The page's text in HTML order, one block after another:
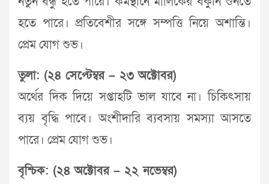
হতে পারে। প্রতিবেশীর সঙ্গে সম্পত্তি নিয়ে অশান্তি।
প্রেম যোগ শুভ।
তুলা: (২৪ সেপ্টেম্বর – ২৩ অক্টোবর)
অর্থের দিক দিয়ে সপ্তাহটি ভাল যাবে না। চিকিৎসায়
ব্যয় বৃদ্ধি পাবে। অংশীদারি ব্যবসায় সমস্যা আসতে
পারে। প্রেম যোগ শুভ।
বৃশ্চিক: (২৪ অক্টোবর – ২২ নভেম্বর)